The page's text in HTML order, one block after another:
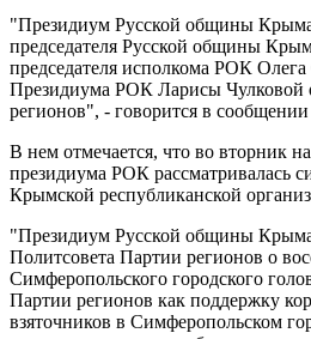
"Президиум Русской общины
председателя Русской общины
председателя исполкома РОК
Президиума РОК Ларисы Чулковой
регионов", - говорится в
В нем отмечается, что во вторник
президиума РОК рассматривалась
Крымской республиканской
"Президиум Русской общины
Политсовета Партии регионов о
Симферопольского городского
Партии регионов как поддержку
взяточников в Симферопольском